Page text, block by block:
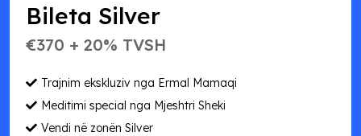
Bileta Silver
€370 + 20% TVSH
Trajnim ekskluziv nga Ermal Mamaqi
Meditimi special nga Mjeshtri Sheki
Vendi në zonën Silver